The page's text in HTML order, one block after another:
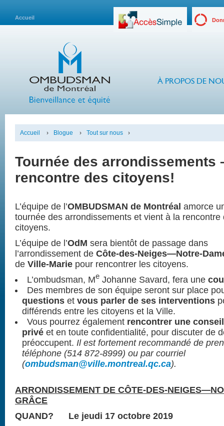
Accueil
À PROPOS DE
Accueil › Blogue › Tout sur nous ›
Tournée des arrondissements
rencontre des citoyens!
L’équipe de l’OMBUDSMAN de Montréal amorce
tournée des arrondissements et vient à la rencontre
citoyens.
L’équipe de l’OdM sera bientôt de passage dans
l’arrondissement de Côte-des-Neiges—Notre-
de Ville-Marie pour rencontrer les citoyens.
L’ombudsman, MeJohanne Savard, fera une
Des membres de son équipe seront sur place
questions etvous parler de ses interventions
différends entre les citoyens et la Ville.
Vous pourrez également rencontrer une
privé et en toute confidentialité, pour discuter de
préoccupent.Il est fortement recommandé de
téléphone (514 872-8999) ou par courriel
(ombudsman@ville.montreal.qc.ca).
ARRONDISSEMENT DE CÔTE-DES-
GRÂCE
QUAND? Le jeudi 17 octobre 2019